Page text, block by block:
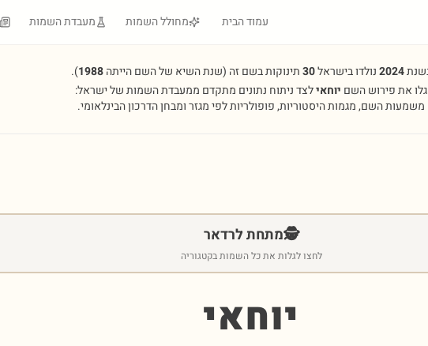
עמוד הבית מחולל השמות מעבדת השמות
2024נולדו בישראל30תינוקות בשם זה (שנת השיא של השם הייתה1988
).
גלו את פירוש השם יוחאילצד ניתוח נתונים מתקדם ממעבדת השמות של ישראל:
משמעות השם, מגמות היסטוריות, פופולריות לפי מגזר ומבחן הדרכון הבינלאומי.
🕵️מתחת לרדאר
לחצו לגלות את כל השמות בקטגוריה
יוחאי